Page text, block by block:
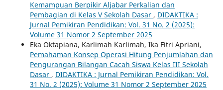
Kemampuan Berpikir Aljabar Perkalian dan
Pembagian di Kelas V Sekolah Dasar , DIDAKTIKA :
Jurnal Pemikiran Pendidikan: Vol. 31 No. 2 (2025):
Volume 31 Nomor 2 September 2025
Eka Oktapiana, Karlimah Karlimah, Ika Fitri Apriani,
Pemahaman Konsep Operasi Hitung Penjumlahan dan
Pengurangan Bilangan Cacah Siswa Kelas III Sekolah
Dasar , DIDAKTIKA : Jurnal Pemikiran Pendidikan: Vol.
31 No. 2 (2025): Volume 31 Nomor 2 September 2025